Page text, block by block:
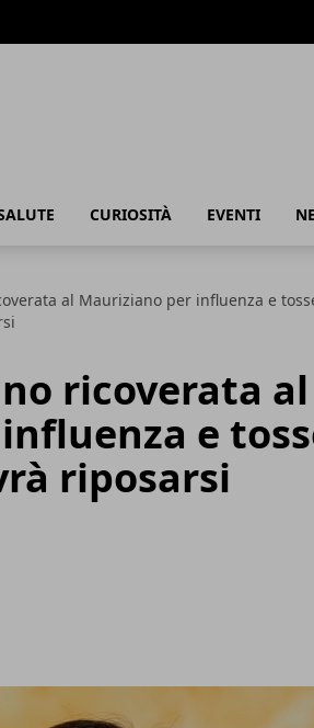
CURIOSITÀ EVENTI
al Mauriziano per influenza e
ricoverata al
e
riposarsi